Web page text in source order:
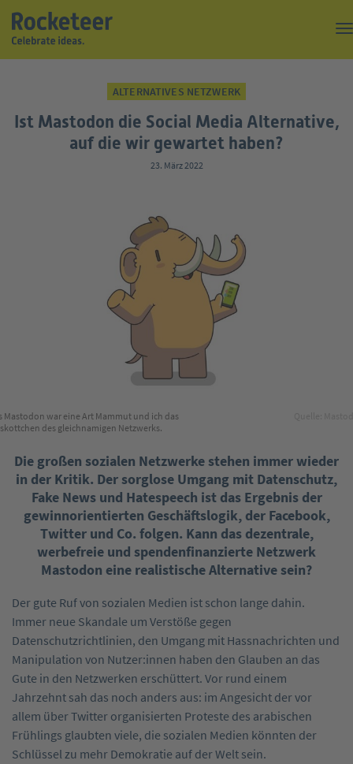
ALTERNATIVES NETZWERK
Ist Mastodon die Social Media Alternative,
auf die wir gewartet haben?
23. März 2022
Mastodon war eine Art Mammut und ich das
des gleichnamigen Netzwerks.
Die großen sozialen Netzwerke stehen immer wieder
in der Kritik. Der sorglose Umgang mit Datenschutz,
Fake News und Hatespeech ist das Ergebnis der
gewinnorientierten Geschäftslogik, der Facebook,
Twitter und Co. folgen. Kann das dezentrale,
werbefreie und spendenfinanzierte Netzwerk
Mastodon eine realistische Alternative sein?
Der gute Ruf von sozialen Medien ist schon lange dahin.
Immer neue Skandale um Verstöße gegen
Datenschutzrichtlinien, den Umgang mit Hassnachrichten und
Manipulation von Nutzer:innen haben den Glauben an das
Gute in den Netzwerken erschüttert. Vor rund einem
Jahrzehnt sah das noch anders aus: im Angesicht der vor
allem über Twitter organisierten Proteste des arabischen
Frühlings glaubten viele, die sozialen Medien könnten der
Schlüssel zu mehr Demokratie auf der Welt sein.